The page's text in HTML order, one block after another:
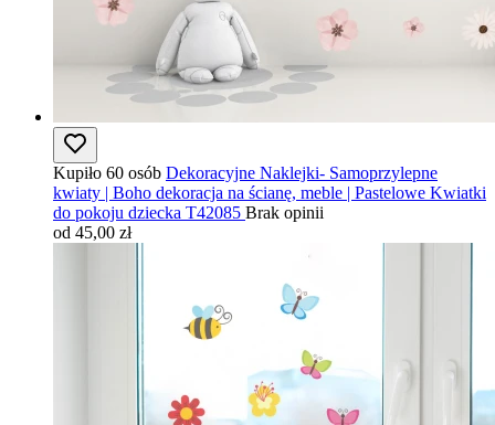
Kupiło 60 osób Dekoracyjne Naklejki- Samoprzylepne
kwiaty | Boho dekoracja na ścianę, meble | Pastelowe Kwiatki
do pokoju dziecka T42085 Brak opinii
od 45,00 zł